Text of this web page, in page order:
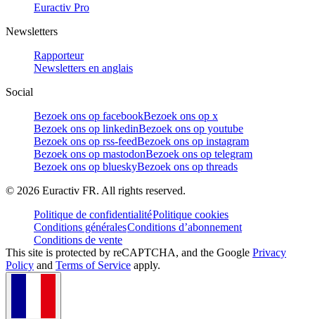
Euractiv Pro
Newsletters
Rapporteur
Newsletters en anglais
Social
Bezoek ons op facebookBezoek ons op x
Bezoek ons op linkedinBezoek ons op youtube
Bezoek ons op rss-feedBezoek ons op instagram
Bezoek ons op mastodonBezoek ons op telegram
Bezoek ons op blueskyBezoek ons op threads
© 2026 Euractiv FR. All rights reserved.
Politique de confidentialitéPolitique cookies
Conditions généralesConditions d’abonnement
Conditions de vente
This site is protected by reCAPTCHA, and the Google Privacy
Policy and Terms of Service apply.